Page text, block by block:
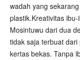
wadah yang
plastik.Kreativitas
Mosintuwu dari dua
tidak saja terbuat
kertas bekas. Tanpa